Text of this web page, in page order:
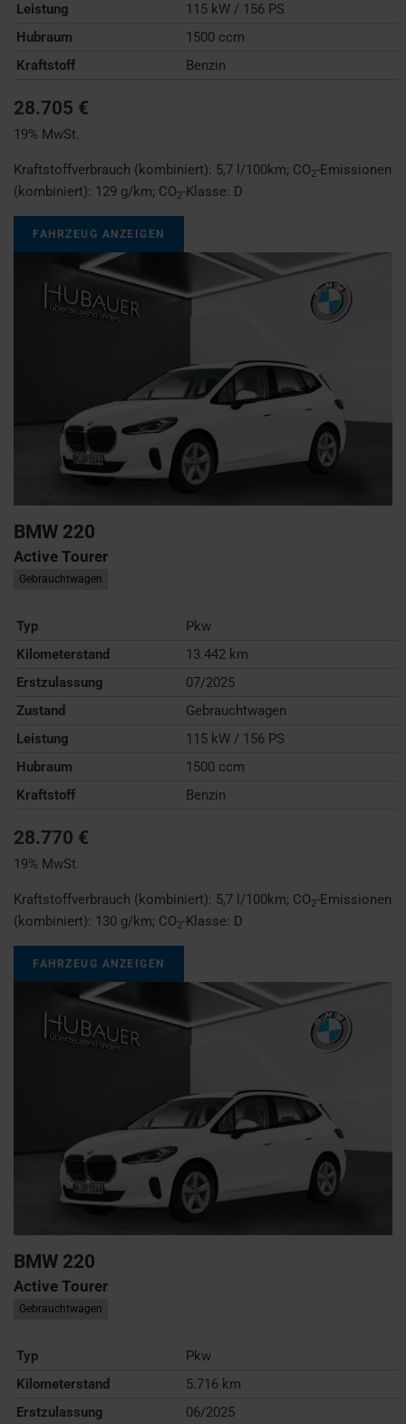
Leistung
115 kW / 156 PS
Hubraum
1500 ccm
Kraftstoff
Benzin
28.705 €
19% MwSt.
Kraftstoffverbrauch (kombiniert): 5,7 l/100km; CO2-Emissionen
(kombiniert): 129 g/km; CO2-Klasse: D
FAHRZEUG ANZEIGEN
BMW 220
Active Tourer
Gebrauchtwagen
Typ
Pkw
Kilometerstand
13.442 km
Erstzulassung
07/2025
Zustand
Gebrauchtwagen
Leistung
115 kW / 156 PS
Hubraum
1500 ccm
Kraftstoff
Benzin
28.770 €
19% MwSt.
Kraftstoffverbrauch (kombiniert): 5,7 l/100km; CO2-Emissionen
(kombiniert): 130 g/km; CO2-Klasse: D
FAHRZEUG ANZEIGEN
BMW 220
Active Tourer
Gebrauchtwagen
Typ
Pkw
Kilometerstand
5.716 km
Erstzulassung
06/2025